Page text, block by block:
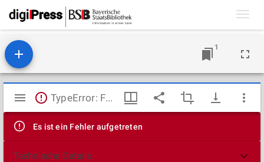
1
Mirador
Viewer
TypeError: Failed to fetch
Es ist ein Fehler aufgetreten
Technische Details